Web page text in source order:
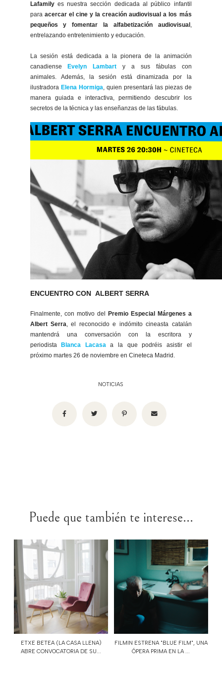
Lafamilyes nuestra sección dedicada al público infantil
para acercar el cine y la creación audiovisual a los más
pequeños y fomentar la alfabetización audiovisual ,
entrelazando entretenimiento y educación.
La sesión está dedicada a la pionera de la animación
canadiense
Evelyn Lambart y a sus fábulas con
animales. Además, la sesión está dinamizada por la
ilustradora Elena Hormiga, quien presentará las piezas de
manera guiada e interactiva, permitiendo descubrir los
secretos de la técnica y las enseñanzas de las fábulas.
ENCUENTRO CON ALBERT SERRA
Finalmente, con motivo del
Premio Especial Márgenes a
Albert Serra, el reconocido e indómito cineasta catalán
mantendrá una conversación con la escritora y
periodista
Blanca Lacasaa la que podréis asistir el
próximo martes 26 de noviembre en Cineteca Madrid.
NOTICIAS
Puede que también te interese...
ETXE BETEA (LA CASA LLENA)
ABRE CONVOCATORIA DE SU...
FILMIN ESTRENA "BLUE FILM", UNA
ÓPERA PRIMA EN LA ...